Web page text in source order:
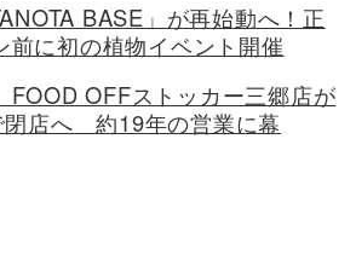
BASE」が再始動へ！正
前に初の植物イベント開催
FOOD OFFストッカー三郷店が
閉店へ 約19年の営業に幕